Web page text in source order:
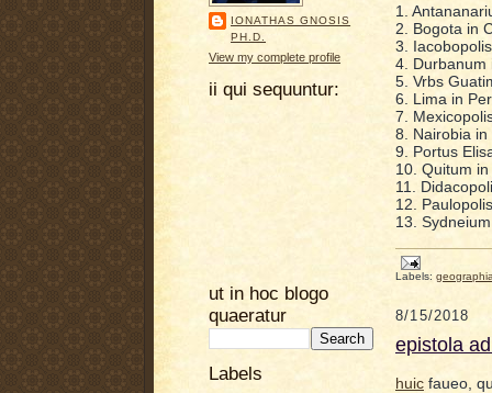
IONATHAS GNOSIS
PH.D.
View my complete profile
ii qui sequuntur:
ut in hoc blogo
quaeratur
Labels
1.
2. Bogota in
3.
4. Durbanum
5. Vrbs
6. Lima in
7.
8. Nairobia in
9. Portus
10. Quitum
11.
12.
13.
Labels:
8/15/2018
epistola
huic faueo,